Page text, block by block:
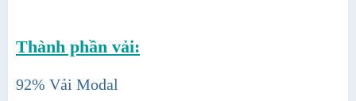
Thành phần vải:
92% Vải Modal